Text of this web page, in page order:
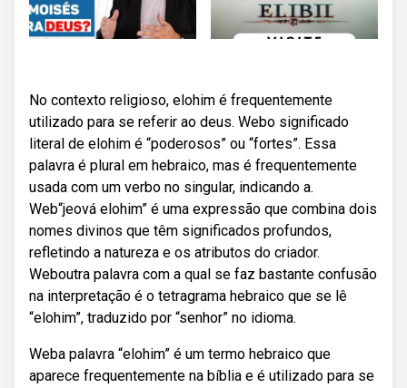
No contexto religioso, elohim é frequentemente
utilizado para se referir ao deus. Webo significado
literal de elohim é “poderosos” ou “fortes”. Essa
palavra é plural em hebraico, mas é frequentemente
usada com um verbo no singular, indicando a.
Web“jeová elohim” é uma expressão que combina dois
nomes divinos que têm significados profundos,
refletindo a natureza e os atributos do criador.
Weboutra palavra com a qual se faz bastante confusão
na interpretação é o tetragrama hebraico que se lê
“elohim”, traduzido por “senhor” no idioma.
Weba palavra “elohim” é um termo hebraico que
aparece frequentemente na bíblia e é utilizado para se